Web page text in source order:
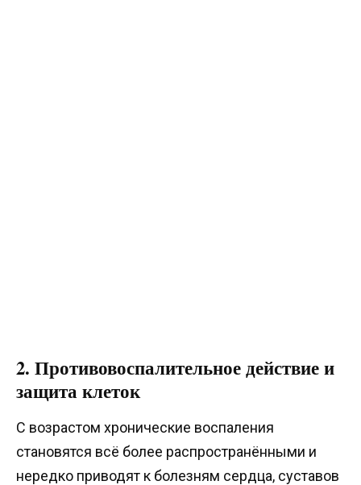
2. Противовоспалительное действие и
защита клеток
С возрастом хронические воспаления
становятся всё более распространёнными и
нередко приводят к болезням сердца, суставов